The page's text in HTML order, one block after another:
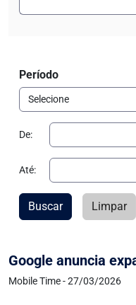
Google anuncia
Mobile Time - 27/03/2026
Período
De:
Até:
Buscar Limpar